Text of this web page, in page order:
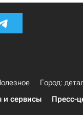
Город:
и сервисы Пресс-